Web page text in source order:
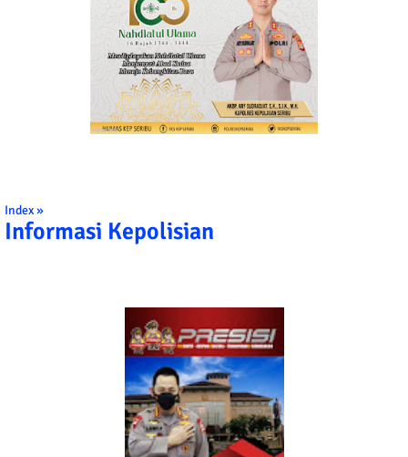
Index »
Informasi Kepolisian